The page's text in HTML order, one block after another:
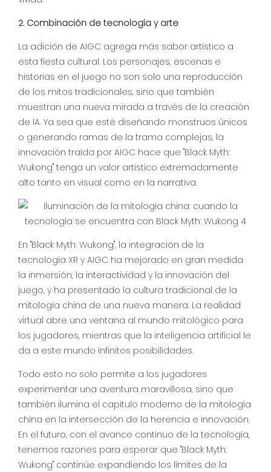
2. Combinación de tecnología y arte
La adición de AIGC agrega más sabor artístico a
esta fiesta cultural. Los personajes, escenas e
historias en el juego no son solo una reproducción
de los mitos tradicionales, sino que también
muestran una nueva mirada a través de la creación
de IA. Ya sea que esté diseñando monstruos únicos
o generando ramas de la trama complejas, la
innovación traída por AIGC hace que "Black Myth:
Wukong" tenga un valor artístico extremadamente
alto tanto en visual como en la narrativa.
En "Black Myth: Wukong", la integración de la
tecnología XR y AIGC ha mejorado en gran medida
la inmersión, la interactividad y la innovación del
juego, y ha presentado la cultura tradicional de la
mitología china de una nueva manera. La realidad
virtual abre una ventana al mundo mitológico para
los jugadores, mientras que la inteligencia artificial le
da a este mundo infinitos posibilidades.
Todo esto no solo permite a los jugadores
experimentar una aventura maravillosa, sino que
también ilumina el capítulo moderno de la mitología
china en la intersección de la herencia e innovación.
En el futuro, con el avance continuo de la tecnología,
tenemos razones para esperar que "Black Myth:
Wukong" continúe expandiendo los límites de la